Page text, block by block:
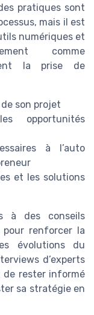
pratiques sont
mais il est
numériques et
comme
la prise de
son projet
opportunités
à l’auto
et les solutions
à des conseils
renforcer la
évolutions du
d’experts
rester informé
sa stratégie en